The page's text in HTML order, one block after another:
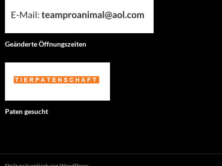
Geänderte Öffnungszeiten
Paten gesucht